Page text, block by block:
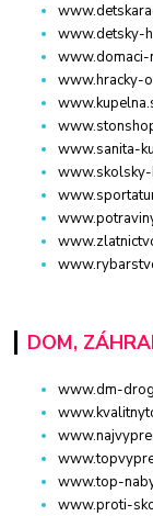
www.detsky-
www.domaci-
www.hracky-
www.sanita-
DOM,
www.dm-
www.top-
www.proti-